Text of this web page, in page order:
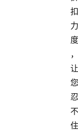
扣
力
度
，
让
您
忍
不
住